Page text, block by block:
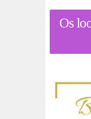
Os